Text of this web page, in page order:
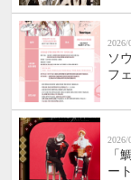
2026/
ソ
フ
2026/
「
ー